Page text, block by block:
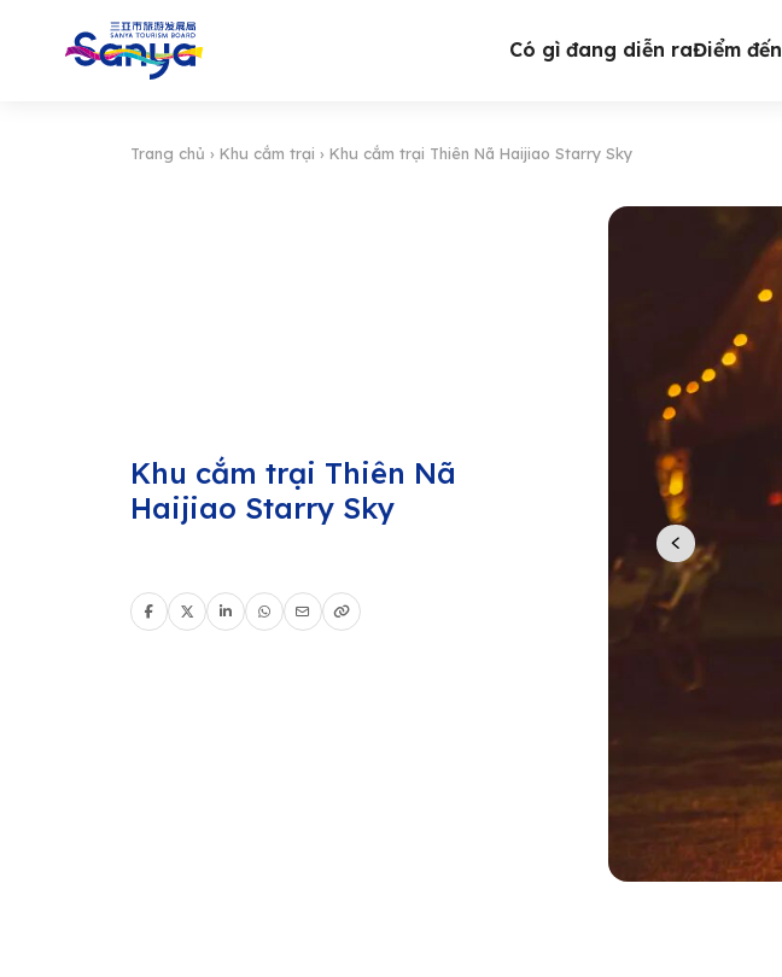
Có gì đang diễn raĐiểm đến
Trang chủ › Khu cắm trại › Khu cắm trại Thiên Nã Haijiao Starry Sky
Khu cắm trại Thiên Nã
Haijiao Starry Sky